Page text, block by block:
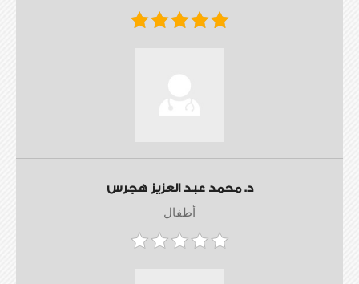
د. محمد عبد العزيز هجرس
أطفال